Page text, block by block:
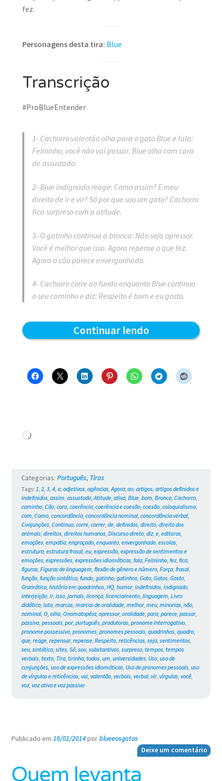
fez.
Personagens desta tira: Blue
Transcrição
#ProBlueEntender
1- Cachorro valentão olha para o gato Blue e fala:
Felininho, você não vai passar. Blue olha com cara
de assustado.
2- Blue indignado reage: Como assim? E meu
direito de ir e vir? Só por que sou um gato? Cachorro
fica surpreso com a atitude.
3- O gatinho continua a bronca: Não seja opressor.
Você é melhor que isso. Agora repense o que fez.
Agora o cão parece envergonhado.
4- Cachorro corre ao fundo enquanto Blue continua
o seu caminho e diz: Respeito é bom e eu gosto.
Continuar lendoRespeito
–
#728
Carregando...
Categorias: Português, Tiras
Tags: 1 2, 3, 4, a, adjetivos, agências, Agora, ao, artigos, artigos definidos e
indefinidos, assim, assustado, Atitude, ativa, Blue, bom, Bronca, Cachorro,
caminho, Cão, cara, coerência, coerência e coesão, coesão, coloquialismo,
com, Como, concordância, concordância nominal, concordância verbal,
Conjunções, Continua, corre, correr, de, definidos, direito, direito dos
animais, direitos, direitos humanos, Discurso direto, diz, e, editoras,
emoções, empatia, engraçado, enquanto, envergonhado, escolas,
estrutura, estrutura frasal, eu, expressão, expressão de sentimentos e
emoções, expressões, expressões idiomáticas, fala, Felininho, fez, fica,
figuras, Figuras de linguagem, flexão de gênero e número, Força, frasal,
função, função sintática, fundo, gatinho, gatinhos, Gato, Gatos, Gosto,
Gramática, história em quadrinhos, HQ, humor, indefinidos, indignado,
interjeição, ir, isso, jornais, licença, licenciamento, linguagem, Livro
didático, luta, marcas, marcas de oralidade, melhor, meu, minorias, não,
nominal, O, olha, Onomatopéia, opressor, oralidade, para, parece, passar,
passiva, pessoais, por, português, produtoras, pronome interrogativo,
pronome possessivo, pronomes, pronomes pessoais, quadrinhos, quadro,
que, reage, repensar, repense, Respeito, reticências, seja, sentimentos,
seu, sintática, sites, Só, sou, substantivos, surpreso, tempos, tempos
verbais, texto, Tira, tirinha, todos, um, universidades, Uso, uso de
conjunções, uso de expressões idiomáticas, Uso de pronomes pessoais, uso
de vírgulas e reticências, vai, valentão, verbais, verbal, vir, vírgulas, você,
voz, voz ativa e voz passiva
Publicado em 16/01/2014porblueeosgatos
Deixe um comentário
Quem levanta